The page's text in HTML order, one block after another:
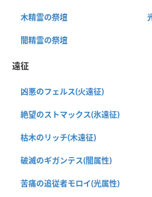
木精霊の祭壇
闇精霊の祭壇
遠征
凶悪のフェルス(火遠征)
絶望のストマックス(氷遠征)
枯木のリッチ(木遠征)
破滅のギガンテス(闇属性)
苦痛の追従者モロイ(光属性)